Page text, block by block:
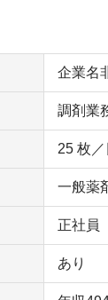
企業名
調剤業
25 枚／
一般薬
正社員
あり